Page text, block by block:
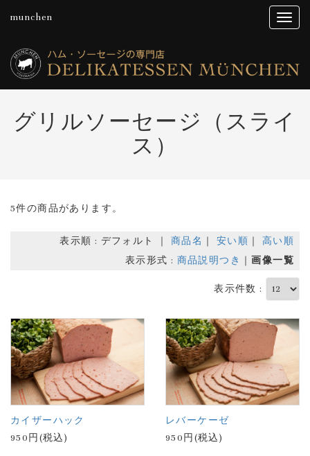
munchen
グリルソーセージ（スライ
ス）
5件の商品があります。
表示順 : デフォルト ｜ 商品名 安い順
高い順
表示形式 : 商品説明つき 画像一覧
表示件数 :
カイザーハック
950円(税込)
レバーケーゼ
950円(税込)